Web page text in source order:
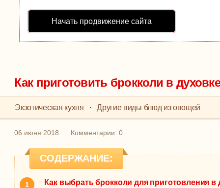
Начать продвижение сайта
Как приготовить брокколи в духовке
Экзотическая кухня · Другие виды блюд из овощей
06 июня 2018 Комментарии: 0
СОДЕРЖАНИЕ:
Как выбрать брокколи для приготовления в